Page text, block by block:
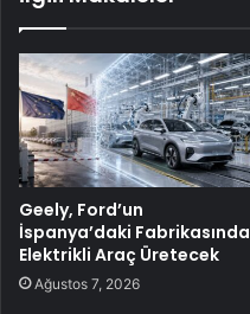
Geely, Ford’un
İspanya’daki Fabrikasında
Elektrikli Araç Üretecek
Ağustos 7, 2026